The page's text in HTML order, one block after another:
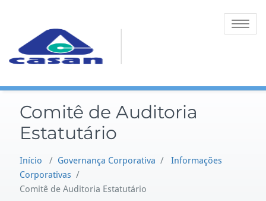
Toggle
Comitê de Auditoria
Estatutário
Início / Governança Corporativa / Informações
Corporativas /
Comitê de Auditoria Estatutário